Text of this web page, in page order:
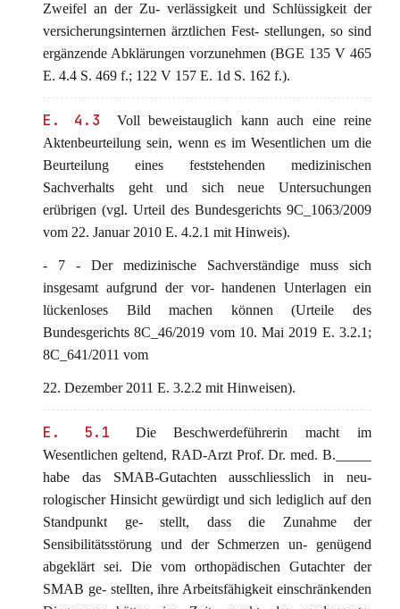
Zweifel an der Zu- verlässigkeit und Schlüssigkeit der
versicherungsinternen ärztlichen Fest- stellungen, so sind
ergänzende Abklärungen vorzunehmen (BGE 135 V 465
E. 4.4 S. 469 f.; 122 V 157 E. 1d S. 162 f.).
E. 4.3
Voll beweistauglich kann auch eine reine
Aktenbeurteilung sein, wenn es im Wesentlichen um die
Beurteilung eines feststehenden medizinischen
Sachverhalts geht und sich neue Untersuchungen
erübrigen (vgl. Urteil des Bundesgerichts 9C_1063/2009
vom 22. Januar 2010 E. 4.2.1 mit Hinweis).
- 7 - Der medizinische Sachverständige muss sich
insgesamt aufgrund der vor- handenen Unterlagen ein
lückenloses Bild machen können (Urteile des
Bundesgerichts 8C_46/2019 vom 10. Mai 2019 E. 3.2.1;
8C_641/2011 vom
22. Dezember 2011 E. 3.2.2 mit Hinweisen).
E. 5.1
Die Beschwerdeführerin macht im
Wesentlichen geltend, RAD-Arzt Prof. Dr. med. B._____
habe das SMAB-Gutachten ausschliesslich in neu-
rologischer Hinsicht gewürdigt und sich lediglich auf den
Standpunkt ge- stellt, dass die Zunahme der
Sensibilitätsstörung und der Schmerzen un- genügend
abgeklärt sei. Die vom orthopädischen Gutachter der
SMAB ge- stellten, ihre Arbeitsfähigkeit einschränkenden